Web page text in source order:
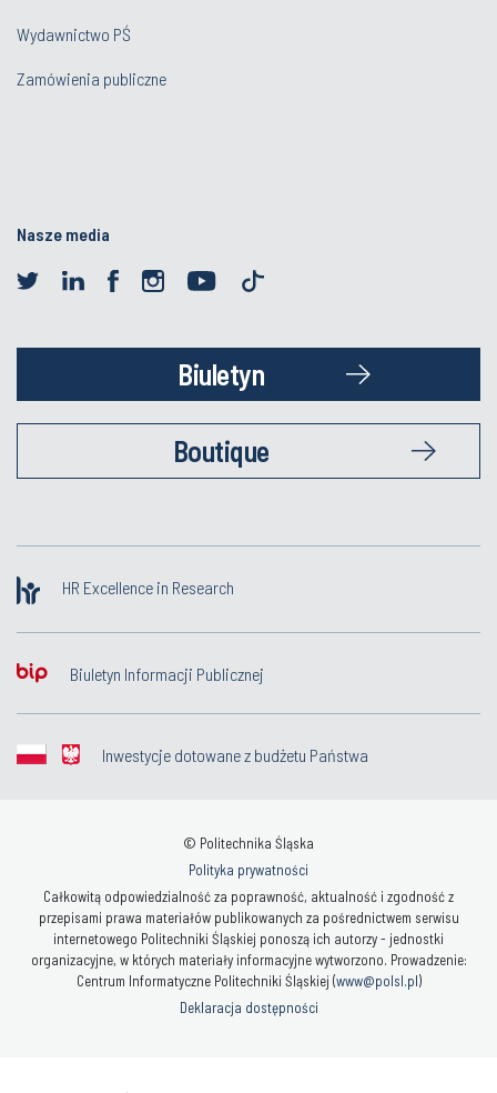
Wydawnictwo PŚ
Zamówienia publiczne
Nasze media
Biuletyn
Boutique
HR Excellence in Research
Biuletyn Informacji Publicznej
Inwestycje dotowane z budżetu Państwa
© Politechnika Śląska
Polityka prywatności
Całkowitą odpowiedzialność za poprawność, aktualność i zgodność z
przepisami prawa materiałów publikowanych za pośrednictwem serwisu
internetowego Politechniki Śląskiej ponoszą ich autorzy - jednostki
organizacyjne, w których materiały informacyjne wytworzono. Prowadzenie:
Centrum Informatyczne Politechniki Śląskiej (www@polsl.pl)
Deklaracja dostępności